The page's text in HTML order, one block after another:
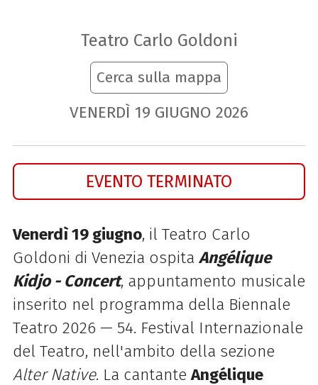
Teatro Carlo Goldoni
Cerca sulla mappa
VENERDÌ 19 GIUGNO 2026
EVENTO TERMINATO
Venerdì 19 giugno, il Teatro Carlo
Goldoni di Venezia ospita Angélique
Kidjo - Concert, appuntamento musicale
inserito nel programma della Biennale
Teatro 2026 — 54. Festival Internazionale
del Teatro, nell'ambito della sezione
Alter Native. La cantanteAngélique